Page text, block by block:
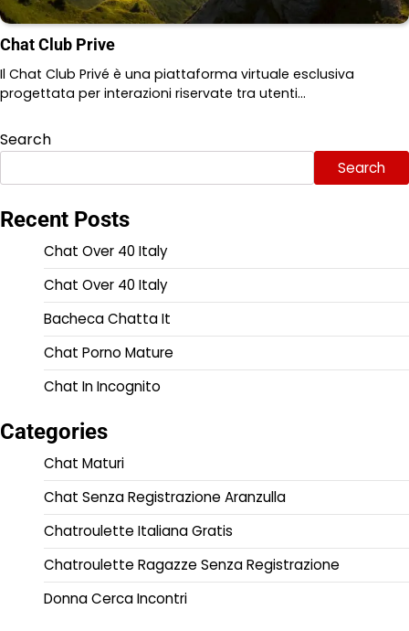
Chat Club Prive
Il Chat Club Privé è una piattaforma virtuale esclusiva
progettata per interazioni riservate tra utenti…
Search
Search
Recent Posts
Chat Over 40 Italy
Chat Over 40 Italy
Bacheca Chatta It
Chat Porno Mature
Chat In Incognito
Categories
Chat Maturi
Chat Senza Registrazione Aranzulla
Chatroulette Italiana Gratis
Chatroulette Ragazze Senza Registrazione
Donna Cerca Incontri